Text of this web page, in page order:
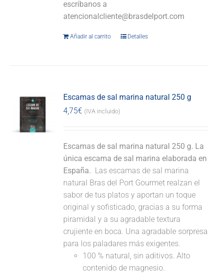
escríbanos a
atencionalcliente@brasdelport.com
Añadir al carrito Detalles
Escamas de sal marina natural 250 g
4,75€ (IVA incluido)
Escamas de sal marina natural 250 g. La
única escama de sal marina elaborada en
España. Las escamas de sal marina
natural Bras del Port Gourmet realzan el
sabor de tus platos y aportan un toque
original y sofisticado, gracias a su forma
piramidal y a su agradable textura
crujiente en boca. Una agradable sorpresa
para los paladares más exigentes.
100 % natural, sin aditivos. Alto
contenido de magnesio.